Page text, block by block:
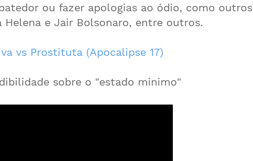
ou fazer apologias ao ódio, como outros
e Jair Bolsonaro, entre outros.
vs Prostituta (Apocalipse 17)
sobre o "estado minimo"